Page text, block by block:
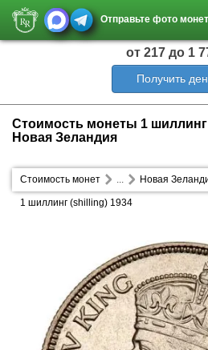
Отправьте фото
от 217 до 1
Получить
Стоимость монеты 1 шиллинг
Новая Зеландия
Стоимость монет Новая
...
1 шиллинг (shilling) 1934